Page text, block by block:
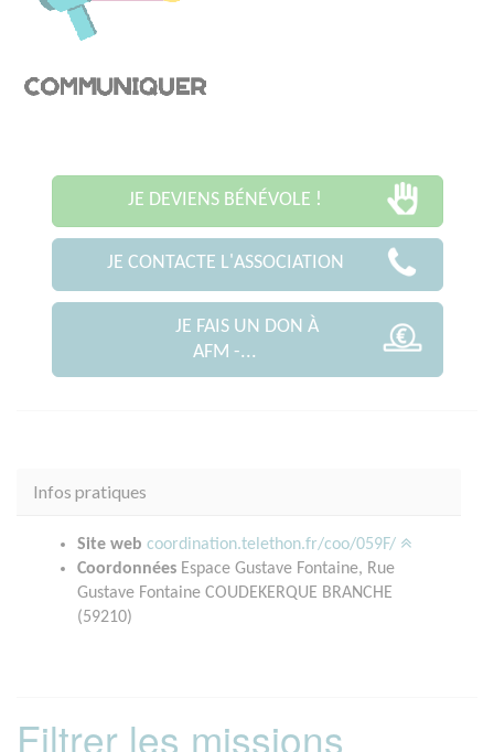
JE DEVIENS BÉNÉVOLE !
JE CONTACTE L'ASSOCIATION
JE FAIS UN DON À
AFM -...
Infos pratiques
Site web coordination.telethon.fr/coo/059F/
Coordonnées Espace Gustave Fontaine, Rue
Gustave Fontaine COUDEKERQUE BRANCHE
(59210)
Filtrer les missions